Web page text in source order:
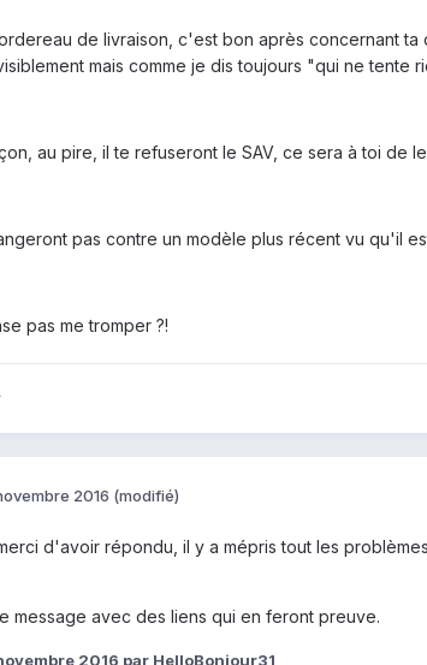
de livraison, c'est bon après concernant
mais comme je dis toujours "qui ne tente
au pire, il te refuseront le SAV, ce sera à toi de
pas contre un modèle plus récent vu qu'il
pas me tromper ?!
2016 (modifié)
d'avoir répondu, il y a mépris tout les
message avec des liens qui en feront preuve.
2016 par HelloBonjour31